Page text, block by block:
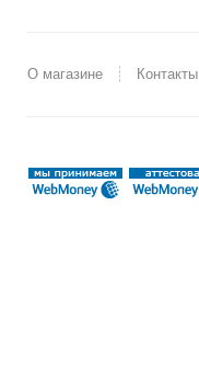
О магазине Контакты